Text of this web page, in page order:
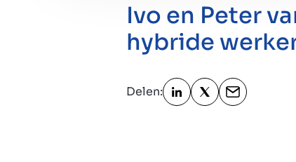
Ivo en Peter
hybride
Delen: